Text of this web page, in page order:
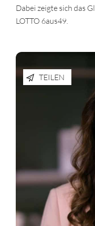
Dabei zeigte sich das
LOTTO 6aus49.
TEILEN